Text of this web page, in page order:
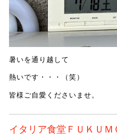
暑いを通り越して
熱いです・・・（笑）
皆様ご自愛くださいませ。
イタリア食堂ＦＵＫＵ